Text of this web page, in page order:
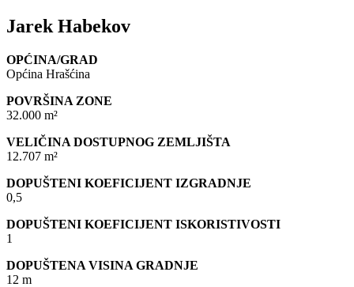
Jarek Habekov
OPĆINA/GRAD
Općina Hrašćina
POVRŠINA ZONE
32.000 m²
VELIČINA DOSTUPNOG ZEMLJIŠTA
12.707 m²
DOPUŠTENI KOEFICIJENT IZGRADNJE
0,5
DOPUŠTENI KOEFICIJENT ISKORISTIVOSTI
1
DOPUŠTENA VISINA GRADNJE
12 m